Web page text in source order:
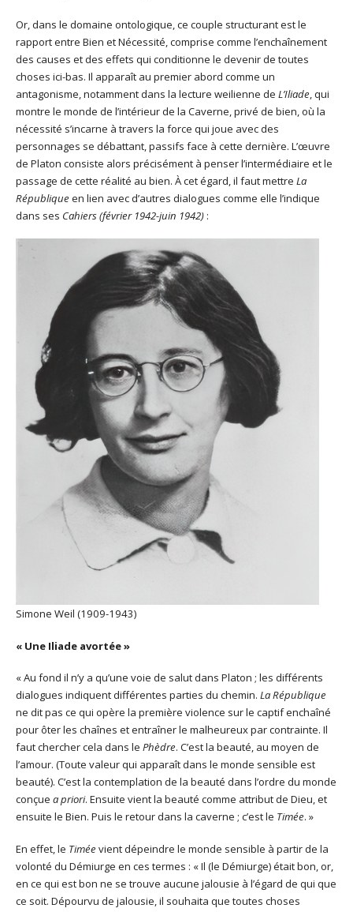
Or, dans le domaine ontologique, ce couple structurant est le
rapport entre Bien et Nécessité, comprise comme l’enchaînement
des causes et des effets qui conditionne le devenir de toutes
choses ici-bas. Il apparaît au premier abord comme un
antagonisme, notamment dans la lecture weilienne de L’Iliade, qui
montre le monde de l’intérieur de la Caverne, privé de bien, où la
nécessité s’incarne à travers la force qui joue avec des
personnages se débattant, passifs face à cette dernière. L’œuvre
de Platon consiste alors précisément à penser l’intermédiaire et le
passage de cette réalité au bien. À cet égard, il faut mettre La
République en lien avec d’autres dialogues comme elle l’indique
dans ses Cahiers (février 1942-juin 1942) :
Simone Weil (1909-1943)
« Une Iliade avortée »
« Au fond il n’y a qu’une voie de salut dans Platon ; les différents
dialogues indiquent différentes parties du chemin. La République
ne dit pas ce qui opère la première violence sur le captif enchaîné
pour ôter les chaînes et entraîner le malheureux par contrainte. Il
faut chercher cela dans le Phèdre. C’est la beauté, au moyen de
l’amour. (Toute valeur qui apparaît dans le monde sensible est
beauté). C’est la contemplation de la beauté dans l’ordre du monde
conçue a priori. Ensuite vient la beauté comme attribut de Dieu, et
ensuite le Bien. Puis le retour dans la caverne ; c’est le Timée. »
En effet, le Timée vient dépeindre le monde sensible à partir de la
volonté du Démiurge en ces termes : « Il (le Démiurge) était bon, or,
en ce qui est bon ne se trouve aucune jalousie à l’égard de qui que
ce soit. Dépourvu de jalousie, il souhaita que toutes choses